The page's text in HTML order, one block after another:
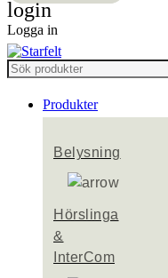
login
Logga in
Produkter
Belysning
Hörslinga
&
InterCom